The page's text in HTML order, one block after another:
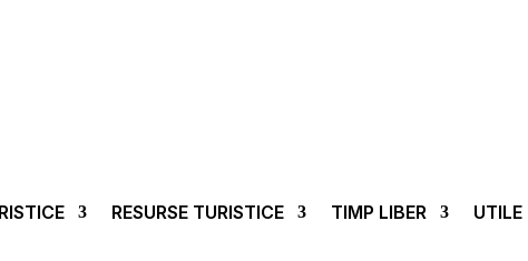
RESURSE TURISTICE TIMP LIBER UTILE